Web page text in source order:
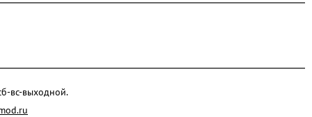
вс-выходной.